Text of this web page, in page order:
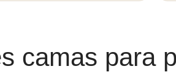
camas para